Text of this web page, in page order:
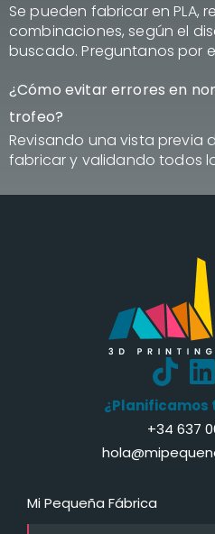
Se pueden fabricar en PLA,
combinaciones, según el
buscado. Preguntanos por
¿Cómo evitar errores en
trofeo?
Revisando una vista previa
fabricar y validando todos
¿Planificamos
+34 637
Mi Pequeña Fábrica